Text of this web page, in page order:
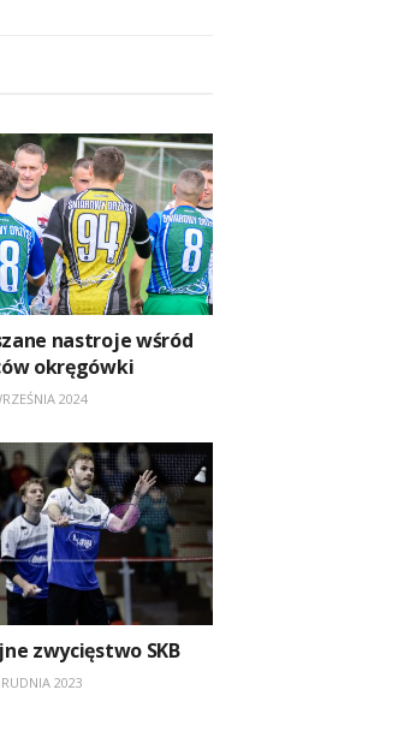
nastroje wśród
okręgówki
2024
zwycięstwo SKB
2023